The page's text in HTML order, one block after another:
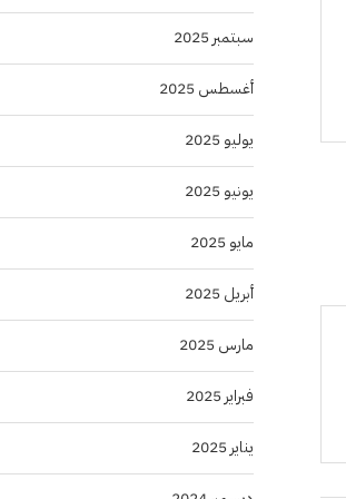
سبتمبر 2025
أغسطس 2025
يوليو 2025
يونيو 2025
مايو 2025
أبريل 2025
مارس 2025
فبراير 2025
يناير 2025